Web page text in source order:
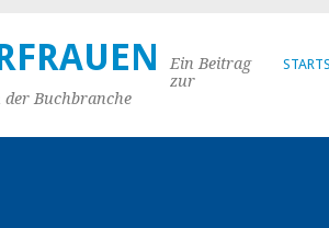
Ein Beitrag
zur
Buchbranche